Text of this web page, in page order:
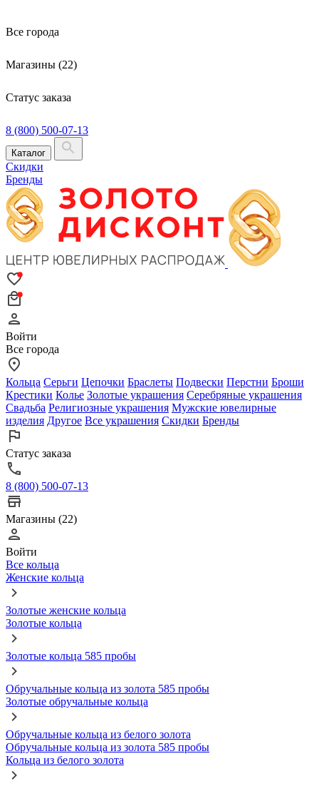
Все города
Магазины (22)
Статус заказа
8 (800) 500-07-13
Каталог
Скидки
Бренды
Войти
Все города
Кольца Серьги Цепочки Браслеты Подвески Перстни Броши
Крестики Колье Золотые украшения Серебряные украшения
Свадьба Религиозные украшения Мужские ювелирные
изделия Другое Все украшения Скидки Бренды
Статус заказа
8 (800) 500-07-13
Магазины (22)
Войти
Все кольца
Женские кольца
Золотые женские кольца
Золотые кольца
Золотые кольца 585 пробы
Обручальные кольца из золота 585 пробы
Золотые обручальные кольца
Обручальные кольца из белого золота
Обручальные кольца из золота 585 пробы
Кольца из белого золота